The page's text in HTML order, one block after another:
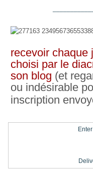
recevoir chaque
choisi par le
son blog (et
ou indésirable
inscription